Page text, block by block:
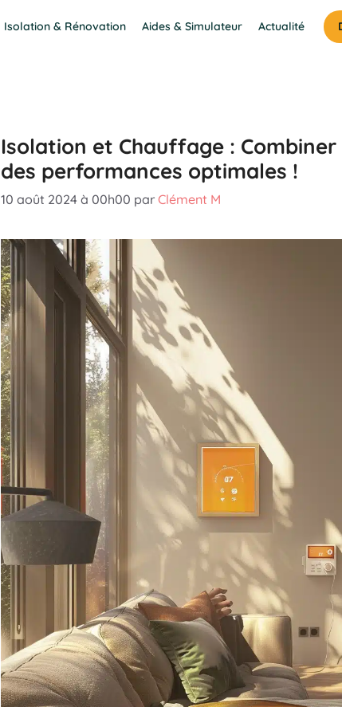
Isolation & Rénovation Aides & Simulateur Actualité
Isolation et Chauffage :
des performances optimales !
10 août 2024 à 00h00 par Clément M